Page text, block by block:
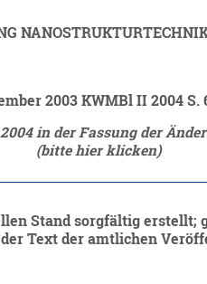
2003 KWMBl II 2004 S.
in der Fassung der
(bitte hier klicken)
Stand sorgfältig
Text der amtlichen